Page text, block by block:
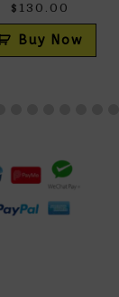
$ 130.00
Buy Now